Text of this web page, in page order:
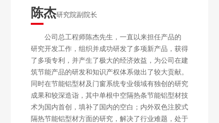
陈杰研究院副院长
公司总工程师陈杰先生，一直以来担任产品的
研究开发工作，组织并成功研发了多项新产品，获得
了多项专利，并产生了极大的经济效益，为公司在建
筑节能产品的研发和知识产权体系做出了较大贡献。
同时在节能铝型材及门窗系统专业领域有独创的研究
成果和较深造诣，其中单根中空隔热条节能铝型材技
术为国内首创，填补了国内的空白；内外双色注胶式
隔热节能铝型材方面的研究，解决了行业难题，处于